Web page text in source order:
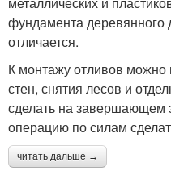
фундамента деревянного
отличается.
К монтажу отливов можно
стен, снятия лесов и
сделать на завершающем
операцию по силам
читать дальше →